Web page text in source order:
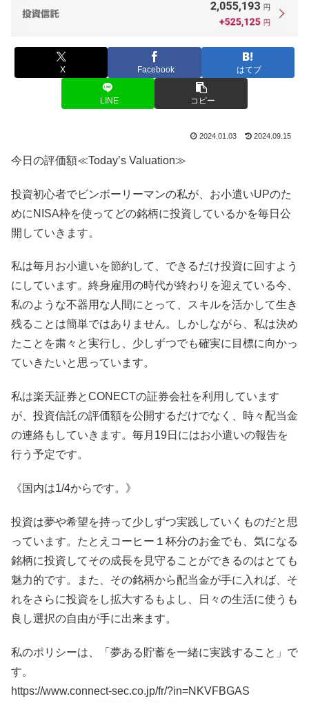
X Facebook はてブ
LINE コピー
2024.01.03 2024.09.15
今日の評価額≪Today’s Valuation≫
投資初心者でビンボーリーマンの私が、お小遣いUPのた
めにNISA枠を使ってどの銘柄に投資しているかを毎日公
開していきます。
私は毎月お小遣いを節約して、できるだけ投資に回すよう
にしています。終身雇用の時代が終わりを迎えている今、
私のような不器用な人間にとって、スキルを活かして生き
残ることは簡単ではありません。しかしながら、私は決め
たことを粛々と実行し、少しずつでも確実に目標に向かっ
ていきたいと思っています。
私は楽天証券とCONECTの証券会社を利用しています
が、投資信託の評価額を公開するだけでなく、時々配当金
の連絡もしていきます。毎月19日にはお小遣いの報告を
行う予定です。
《国内は1/4からです。》
投資は夢や希望を持って少しずつ実践していくものだと思
っています。たとえコーヒー１杯分のお金でも、気になる
銘柄に投資してその成長を見守ることができるのはとても
魅力的です。また、その銘柄から配当金が手に入れば、そ
れをさらに投資をし拡大するもよし、日々の生活に使うも
良し選択の自由が手に出来ます。
私のポリシーは、「夢ある貯蓄を一緒に実践すること」で
す。
https://www.connect-sec.co.jp/fr/?in=NKVFBGAS